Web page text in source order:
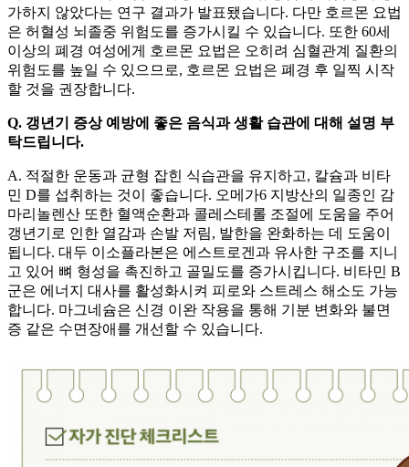
가하지 않았다는 연구 결과가 발표됐습니다. 다만 호르몬 요법
은 허혈성 뇌졸중 위험도를 증가시킬 수 있습니다. 또한 60세
이상의 폐경 여성에게 호르몬 요법은 오히려 심혈관계 질환의
위험도를 높일 수 있으므로, 호르몬 요법은 폐경 후 일찍 시작
할 것을 권장합니다.
Q. 갱년기 증상 예방에 좋은 음식과 생활 습관에 대해 설명 부
탁드립니다.
A. 적절한 운동과 균형 잡힌 식습관을 유지하고, 칼슘과 비타
민 D를 섭취하는 것이 좋습니다. 오메가6 지방산의 일종인 감
마리놀렌산 또한 혈액순환과 콜레스테롤 조절에 도움을 주어
갱년기로 인한 열감과 손발 저림, 발한을 완화하는 데 도움이
됩니다. 대두 이소플라본은 에스트로겐과 유사한 구조를 지니
고 있어 뼈 형성을 촉진하고 골밀도를 증가시킵니다. 비타민 B
군은 에너지 대사를 활성화시켜 피로와 스트레스 해소도 가능
합니다. 마그네슘은 신경 이완 작용을 통해 기분 변화와 불면
증 같은 수면장애를 개선할 수 있습니다.